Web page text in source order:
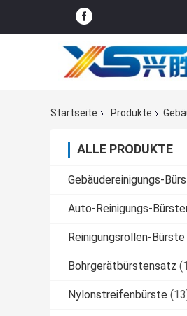
Startseite
Produkte
ALLE PRODUKTE
Gebäudereinigungs-
Auto-Reinigungs-
Reinigungsrollen-Bürste
Bohrgerätbürstensatz
Nylonstreifenbürste